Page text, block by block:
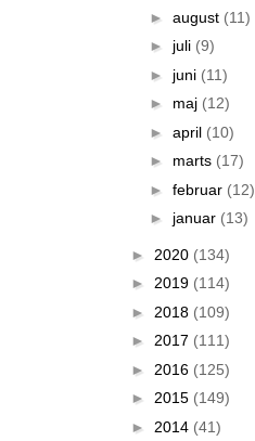
► august (11)
► juli (9)
► juni (11)
► maj (12)
► april (10)
► marts (17)
► februar (12)
► januar (13)
► 2020 (134)
► 2019 (114)
► 2018 (109)
► 2017 (111)
► 2016 (125)
► 2015 (149)
► 2014 (41)